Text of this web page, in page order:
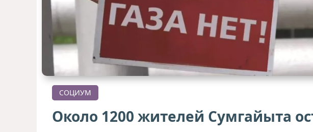
СОЦИУМ
Около 1200 жителей Сумгайыта